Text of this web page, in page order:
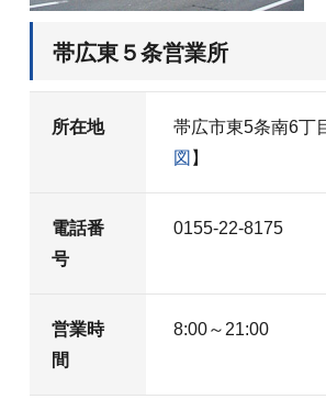
帯広東５条営業所
所在地 帯広市東5条南6丁
図 】
電話番
号
0155-22-8175
営業時
間
8:00～21:00